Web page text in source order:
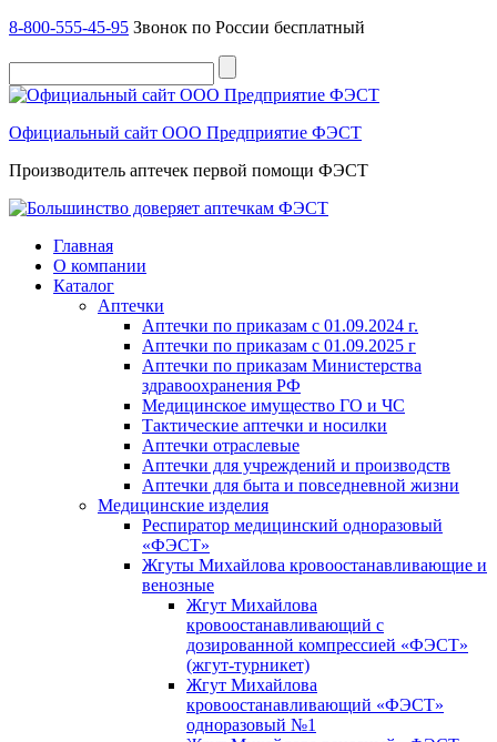
8-800-555-45-95 Звонок по России бесплатный
Официальный сайт ООО Предприятие ФЭСТ
Производитель аптечек первой помощи ФЭСТ
Главная
О компании
Каталог
Аптечки
Аптечки по приказам с 01.09.2024 г.
Аптечки по приказам с 01.09.2025 г
Аптечки по приказам Министерства
здравоохранения РФ
Медицинское имущество ГО и ЧС
Тактические аптечки и носилки
Аптечки отраслевые
Аптечки для учреждений и производств
Аптечки для быта и повседневной жизни
Медицинские изделия
Респиратор медицинский одноразовый
«ФЭСТ»
Жгуты Михайлова кровоостанавливающие и
венозные
Жгут Михайлова
кровоостанавливающий с
дозированной компрессией «ФЭСТ»
(жгут-турникет)
Жгут Михайлова
кровоостанавливающий «ФЭСТ»
одноразовый №1